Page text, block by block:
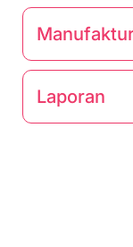
Laporan